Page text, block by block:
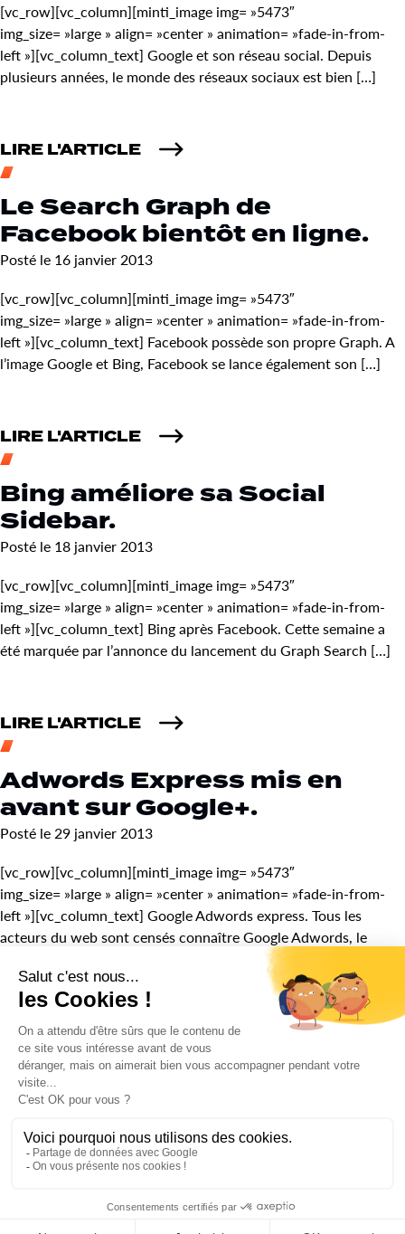
[vc_row][vc_column][minti_image img= »5473″
img_size= »large » align= »center » animation= »fade-in-from-
left »][vc_column_text] Google et son réseau social. Depuis
plusieurs années, le monde des réseaux sociaux est bien […]
LIRE L'ARTICLE
Le Search Graph de
Facebook bientôt en ligne.
Posté le 16 janvier 2013
[vc_row][vc_column][minti_image img= »5473″
img_size= »large » align= »center » animation= »fade-in-from-
left »][vc_column_text] Facebook possède son propre Graph. A
l’image Google et Bing, Facebook se lance également son […]
LIRE L'ARTICLE
Bing améliore sa Social
Sidebar.
Posté le 18 janvier 2013
[vc_row][vc_column][minti_image img= »5473″
img_size= »large » align= »center » animation= »fade-in-from-
left »][vc_column_text] Bing après Facebook. Cette semaine a
été marquée par l’annonce du lancement du Graph Search […]
LIRE L'ARTICLE
Adwords Express mis en
avant sur Google+.
Posté le 29 janvier 2013
[vc_row][vc_column][minti_image img= »5473″
img_size= »large » align= »center » animation= »fade-in-from-
left »][vc_column_text] Google Adwords express. Tous les
acteurs du web sont censés connaître Google Adwords, le
LIRE L'ARTICLE
50% des parents espionnent
leurs enfants sur Facebook !
Posté le 19 février 2013
img_size= »large » align= »center » animation= »fade-in-from-